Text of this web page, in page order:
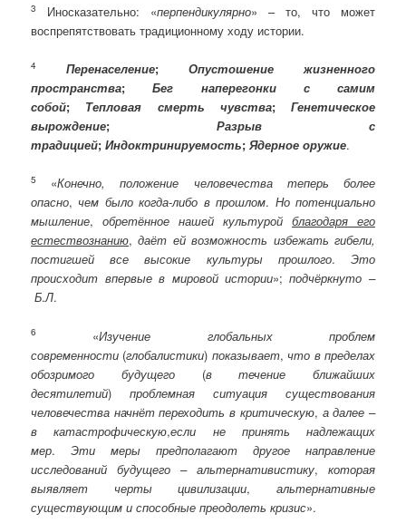
3 Иносказательно: «перпендикулярно» – то, что может
воспрепятствовать традиционному ходу истории.
4 Перенаселение; Опустошение жизненного
пространства;Бег наперегонки с самим
собой; Тепловая смерть чувства; Генетическое
вырождение; Разрыв с
традицией; Индоктринируемость;Ядерное оружие.
5 «Конечно, положение человечества теперь более
опасно, чем было когда-либо в прошлом. Но потенциально
мышление,обретённое нашей культурой благодаря его
естествознанию,даёт ей возможность избежать гибели,
постигшей все высокие культуры прошлого. Это
происходит впервые в мировой истории»;подчёркнуто –
Б.Л.
6 «Изучение глобальных проблем
современности (глобалистики) показывает, что в пределах
обозримого будущего(в течение ближайших
десятилетий)проблемная ситуация существования
человечества начнёт переходить в критическую, а далее –
в катастрофическую,если не принять надлежащих
мер.Эти меры предполагают другое направление
исследований будущего – альтернативистику, которая
выявляет черты цивилизации, альтернативные
существующим и способные преодолеть кризис».